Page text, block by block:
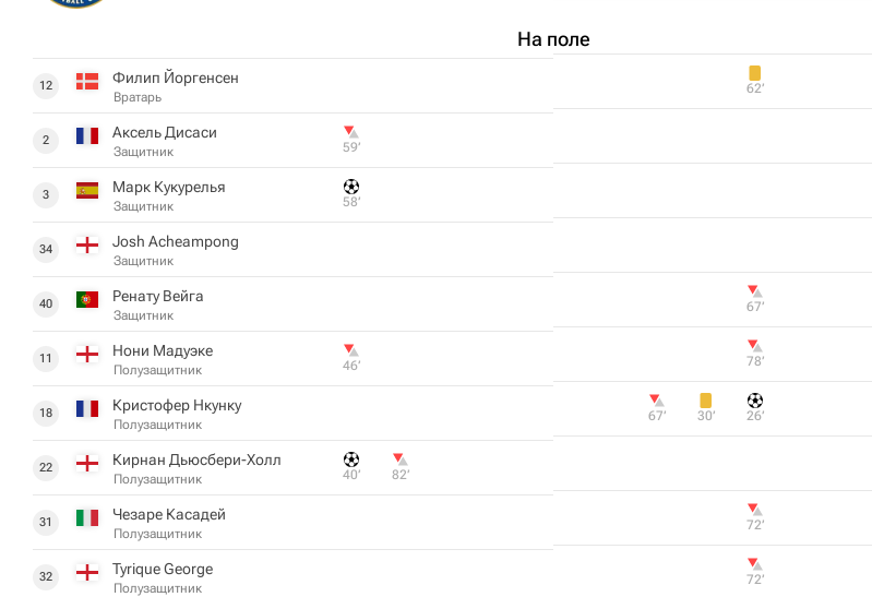
На поле
12 Филип Йоргенсен
Вратарь
2 Аксель Дисаси
Защитник 59‎’‎
3 Марк Кукурелья
Защитник 58‎’‎
34 Josh Acheampong
Защитник
40 Ренату Вейга
Защитник
11 Нони Мадуэке
Полузащитник 46‎’‎
18 Кристофер Нкунку
Полузащитник
22 Кирнан Дьюсбери-Холл
Полузащитник 40‎’‎ 82‎’‎
31 Чезаре Касадей
Полузащитник
32 Tyrique George
Полузащитник
62‎’‎
67‎’‎
78‎’‎
26‎’‎
30‎’‎
67‎’‎
72‎’‎
72‎’‎